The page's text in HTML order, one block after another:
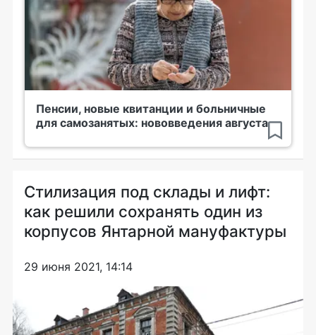
Пенсии, новые квитанции и больничные
для самозанятых: нововведения августа
Стилизация под склады и лифт:
как решили сохранять один из
корпусов Янтарной мануфактуры
29 июня 2021, 14:14